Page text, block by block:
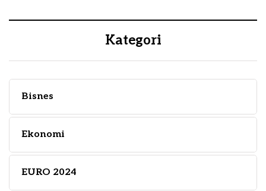
Kategori
Bisnes
Ekonomi
EURO 2024